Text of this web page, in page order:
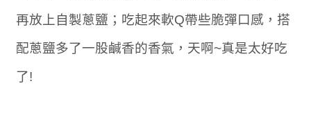
再放上自製蔥鹽；吃起來軟Q帶些脆彈口感，搭
配蔥鹽多了一股鹹香的香氣，天啊~真是太好吃
了!